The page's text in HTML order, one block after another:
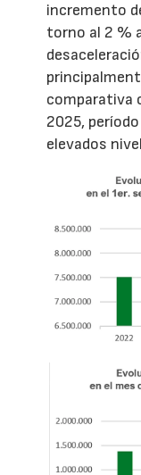
incremento
torno al 2 %
comparativa
2025,
elevados